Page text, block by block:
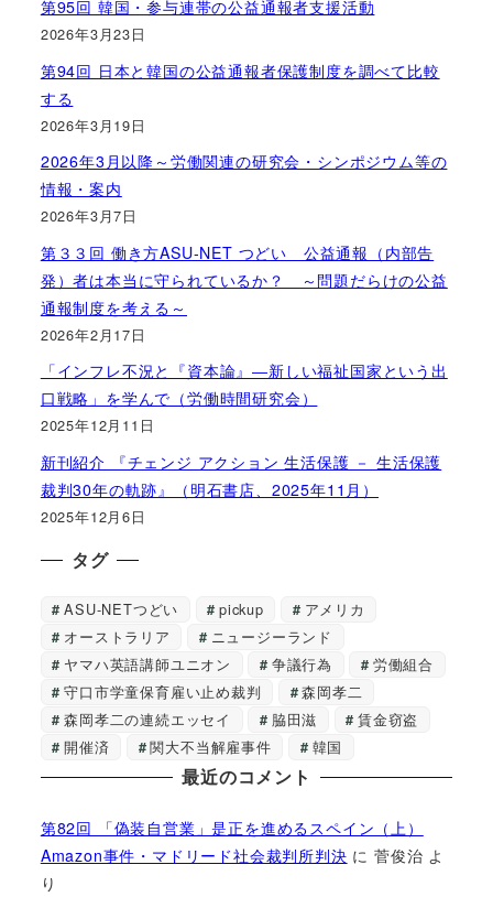
第95回 韓国・参与連帯の公益通報者支援活動
2026年3月23日
第94回 日本と韓国の公益通報者保護制度を調べて比較
する
2026年3月19日
2026年3月以降～労働関連の研究会・シンポジウム等の
情報・案内
2026年3月7日
第３３回 働き方ASU-NET つどい 公益通報（内部告
発）者は本当に守られているか？ ～問題だらけの公益
通報制度を考える～
2026年2月17日
「インフレ不況と『資本論』―新しい福祉国家という出
口戦略」を学んで（労働時間研究会）
2025年12月11日
新刊紹介 『チェンジ アクション 生活保護 － 生活保護
裁判30年の軌跡』（明石書店、2025年11月）
2025年12月6日
タグ
ASU-NETつどい pickup
アメリカ
オーストラリア
ニュージーランド
ヤマハ英語講師ユニオン
争議行為
労働組合
守口市学童保育雇い止め裁判
森岡孝二
森岡孝二の連続エッセイ
脇田滋
賃金窃盗
開催済
関大不当解雇事件 韓国
最近のコメント
第82回 「偽装自営業」是正を進めるスペイン（上）
Amazon事件・マドリード社会裁判所判決 に菅俊治 よ
り